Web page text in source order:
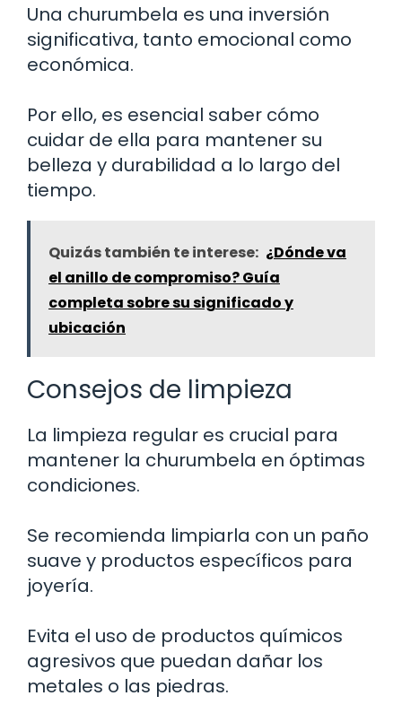
Una churumbela es una inversión
significativa, tanto emocional como
económica.
Por ello, es esencial saber cómo
cuidar de ella para mantener su
belleza y durabilidad a lo largo del
tiempo.
Quizás también te interese: ¿Dónde va
el anillo de compromiso? Guía
completa sobre su significado y
ubicación
Consejos de limpieza
La limpieza regular es crucial para
mantener la churumbela en óptimas
condiciones.
Se recomienda limpiarla con un paño
suave y productos específicos para
joyería.
Evita el uso de productos químicos
agresivos que puedan dañar los
metales o las piedras.